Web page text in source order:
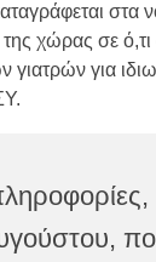
στα
της χώρας σε
γιατρών για